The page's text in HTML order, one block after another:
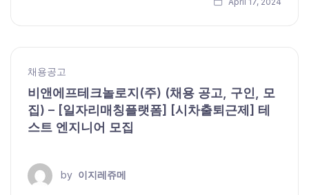
채용공고
비앤에프테크놀로지(주) (채용 공고, 구인, 모
집) – [일자리매칭플랫폼] [시차출퇴근제] 테
스트 엔지니어 모집
by 이지레쥬메